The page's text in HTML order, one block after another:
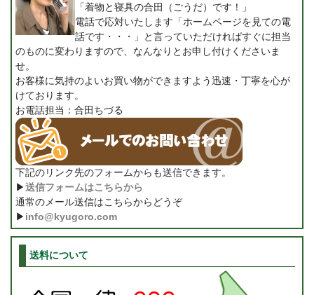
「着物と寝具の合田（ごうだ）です！」
電話で応対いたします「ホームページを見ての電
話です・・・」と言っていただければすぐに担当
のものに変わりますので、なんなりとお申し付けくださいま
せ。
お客様に気持のよいお買い物ができますよう迅速・丁寧を心が
けております。
お電話担当：合田ちづる
下記のリンク先のフォームからも送信できます。
▶送信フォームはこちらから
通常のメール送信はこちらからどうぞ
▶ info@kyugoro.com
送料について